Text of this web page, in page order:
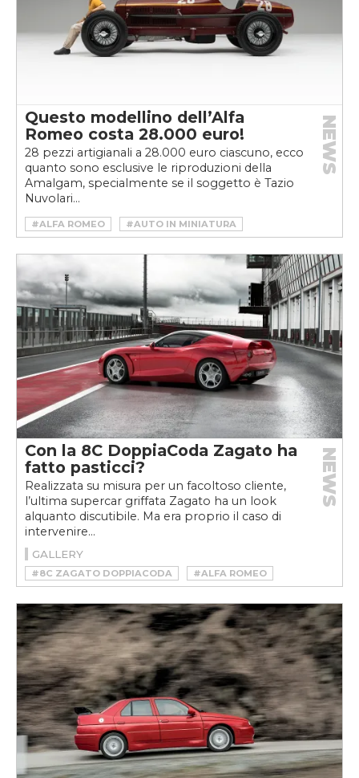
Questo modellino dell’Alfa
Romeo costa 28.000 euro!
28 pezzi artigianali a 28.000 euro ciascuno, ecco
quanto sono esclusive le riproduzioni della
Amalgam, specialmente se il soggetto è Tazio
Nuvolari...
NEWS
#ALFA ROMEO
#AUTO IN MINIATURA
#MODELLINI
Con la 8C DoppiaCoda Zagato ha
fatto pasticci?
Realizzata su misura per un facoltoso cliente,
l’ultima supercar griffata Zagato ha un look
alquanto discutibile. Ma era proprio il caso di
intervenire...
NEWS
GALLERY
#8C ZAGATO DOPPIACODA
#ALFA ROMEO
#ALFA ROMEO 8C COMPETIZIONE